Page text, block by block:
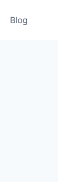
Blog